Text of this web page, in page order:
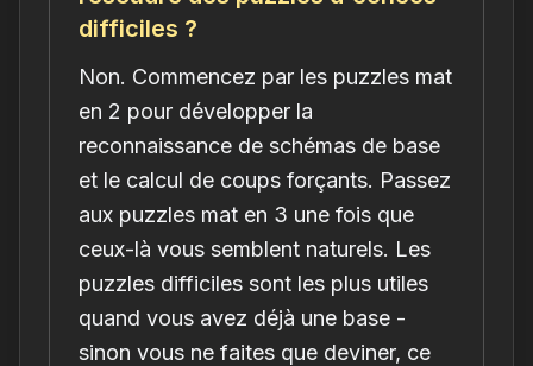
difficiles ?
Non. Commencez par les puzzles mat
en 2 pour développer la
reconnaissance de schémas de base
et le calcul de coups forçants. Passez
aux puzzles mat en 3 une fois que
ceux-là vous semblent naturels. Les
puzzles difficiles sont les plus utiles
quand vous avez déjà une base -
sinon vous ne faites que deviner, ce